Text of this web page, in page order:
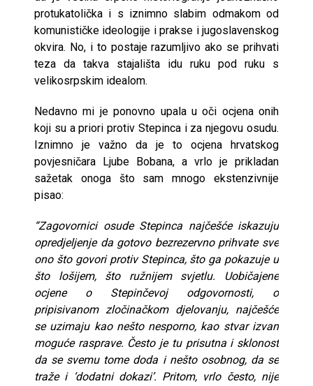
protukatolička i s iznimno slabim odmakom od
komunističke ideologije i prakse i jugoslavenskog
okvira. No, i to postaje razumljivo ako se prihvati
teza da takva stajališta idu ruku pod ruku s
velikosrpskim idealom.
Nedavno mi je ponovno upala u oči ocjena onih
koji su a priori protiv Stepinca i za njegovu osudu.
Iznimno je važno da je to ocjena hrvatskog
povjesničara Ljube Bobana, a vrlo je prikladan
sažetak onoga što sam mnogo ekstenzivnije
pisao:
“Zagovornici osude Stepinca najčešće iskazuju
opredjeljenje da gotovo bezrezervno prihvate sve
ono što govori protiv Stepinca, što ga pokazuje u
što lošijem, što ružnijem svjetlu. Uobičajene
ocjene o Stepinčevoj odgovornosti, o
pripisivanom zločinačkom djelovanju, najčešće
se uzimaju kao nešto nesporno, kao stvar izvan
moguće rasprave. Često je tu prisutna i sklonost
da se svemu tome doda i nešto osobnog, da se
traže i ‘dodatni dokazi’. Pritom, vrlo često, nije